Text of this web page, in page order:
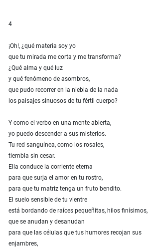
4
¡Oh!, ¿qué materia soy yo
que tu mirada me corta y me transforma?
¿Qué alma y qué luz
y qué fenómeno de asombros,
que pudo recorrer en la niebla de la nada
los paisajes sinuosos de tu fértil cuerpo?
Y como el verbo en una mente abierta,
yo puedo descender a sus misterios.
Tu red sanguínea, como los rosales,
tiembla sin cesar.
Ella conduce la corriente eterna
para que surja el amor en tu rostro,
para que tu matriz tenga un fruto bendito.
El suelo sensible de tu vientre
está bordando de raíces pequeñitas, hilos finísimos,
que se anudan y desanudan
para que las células que tus humores recojan sus
enjambres,